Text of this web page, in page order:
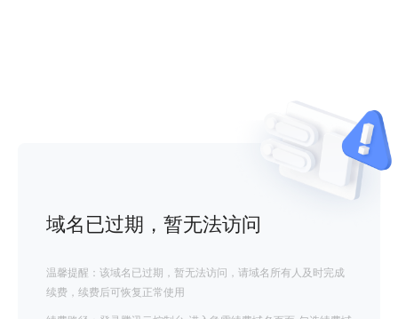
域名已过期，暂无法访问
温馨提醒：该域名已过期，暂无法访问，请域名所有人及时完成
续费，续费后可恢复正常使用